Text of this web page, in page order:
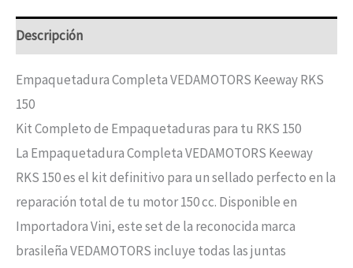
Descripción
Empaquetadura Completa VEDAMOTORS Keeway RKS
150
Kit Completo de Empaquetaduras para tu RKS 150
La Empaquetadura Completa VEDAMOTORS Keeway
RKS 150 es el kit definitivo para un sellado perfecto en la
reparación total de tu motor 150 cc. Disponible en
Importadora Vini, este set de la reconocida marca
brasileña VEDAMOTORS incluye todas las juntas